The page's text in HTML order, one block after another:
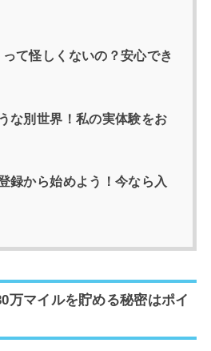
て怪しくないの？安心でき
な別世界！私の実体験をお
録から始めよう！今なら入
万マイルを貯める秘密はポイ